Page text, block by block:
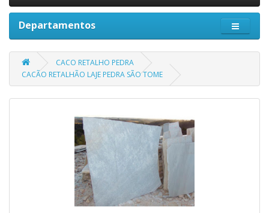
Departamentos
CACO RETALHO PEDRA
CACÃO RETALHÃO LAJE PEDRA SÃO TOME